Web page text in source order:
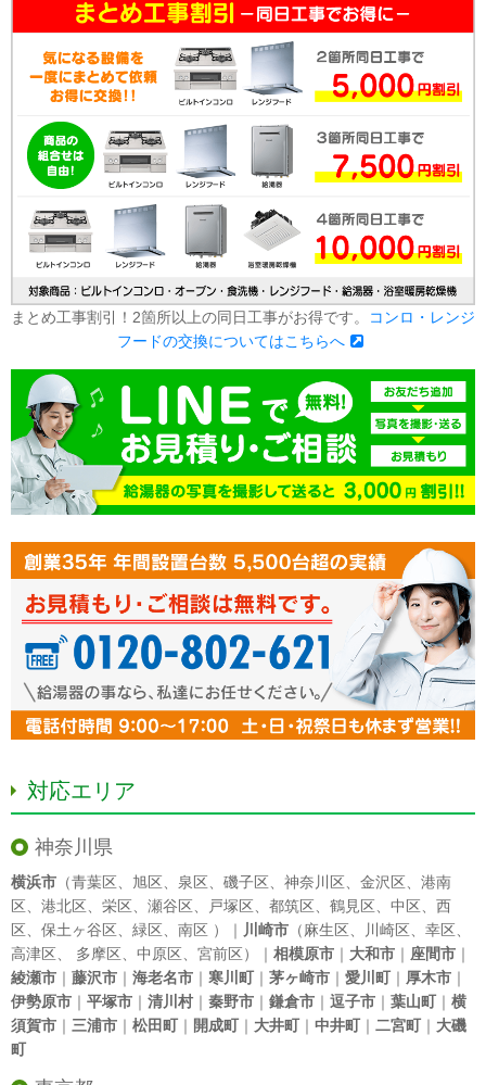
まとめ工事割引！2箇所以上の同日工事がお得です。
コンロ・レンジ
フードの交換についてはこちらへ
対応エリア
神奈川県
横浜市 （青葉区 旭区 泉区 磯子区 神奈川区 金沢区
港南
区
港北区 栄区 瀬谷区 戸塚区 都筑区 鶴見区 中区
西
区
保土ヶ谷区 緑区 南区 ）｜ 川崎市 （麻生区 川崎区 幸区
高津区
多摩区 中原区 宮前区）｜ 相模原市 ｜ 大和市 ｜ 座間市 ｜
綾瀬市 ｜ 藤沢市 ｜ 海老名市 ｜ 寒川町｜ 茅ヶ崎市 ｜ 愛川町｜ 厚木市 ｜
伊勢原市 ｜ 平塚市 ｜ 清川村｜ 秦野市 ｜ 鎌倉市 ｜ 逗子市 ｜ 葉山町｜ 横
須賀市 ｜ 三浦市 ｜ 松田町｜ 開成町｜ 大井町｜ 中井町｜ 二宮町｜ 大磯
町